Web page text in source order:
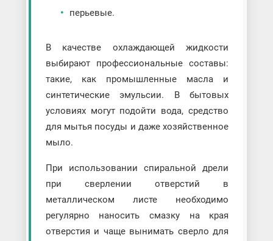
перьевые.
В качестве охлаждающей жидкости
выбирают профессиональные составы:
такие, как промышленные масла и
синтетические эмульсии. В бытовых
условиях могут подойти вода, средство
для мытья посуды и даже хозяйственное
мыло.
При использовании спиральной дрели
при сверлении отверстий в
металлическом листе необходимо
регулярно наносить смазку на края
отверстия и чаще вынимать сверло для